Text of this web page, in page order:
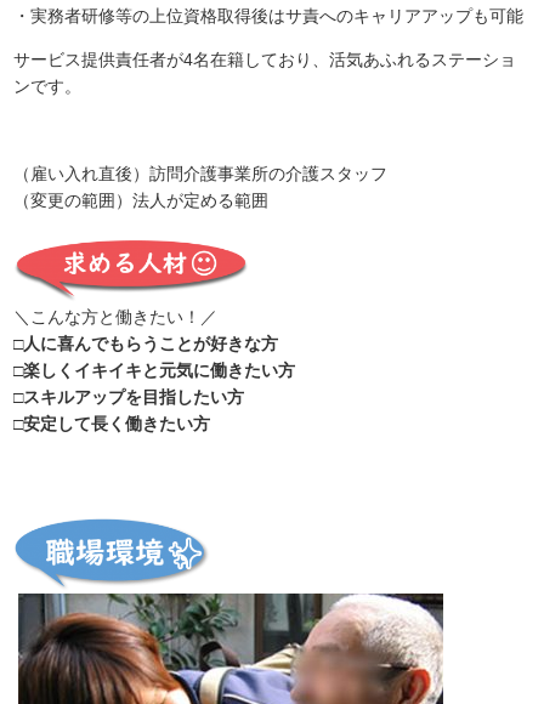
・実務者研修等の上位資格取得後はサ責へのキャリアアップも可能
サービス提供責任者が4名在籍しており、活気あふれるステーショ
ンです。
（雇い入れ直後）訪問介護事業所の介護スタッフ
（変更の範囲）法人が定める範囲
＼こんな方と働きたい！／
□人に喜んでもらうことが好きな方
□楽しくイキイキと元気に働きたい方
□スキルアップを目指したい方
□安定して長く働きたい方